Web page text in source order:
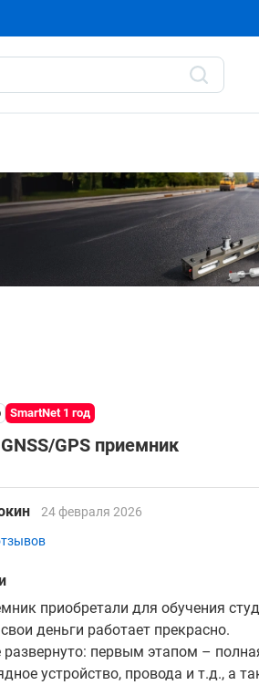
SmartNet 1 год
GPS приемник
24 февраля 2026
приобретали для обучения
деньги работает прекрасно.
развернуто: первым этапом –
устройство, провода и т.д., а